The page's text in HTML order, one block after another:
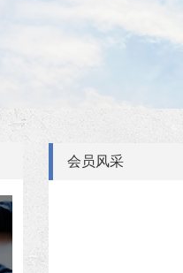
会员风采